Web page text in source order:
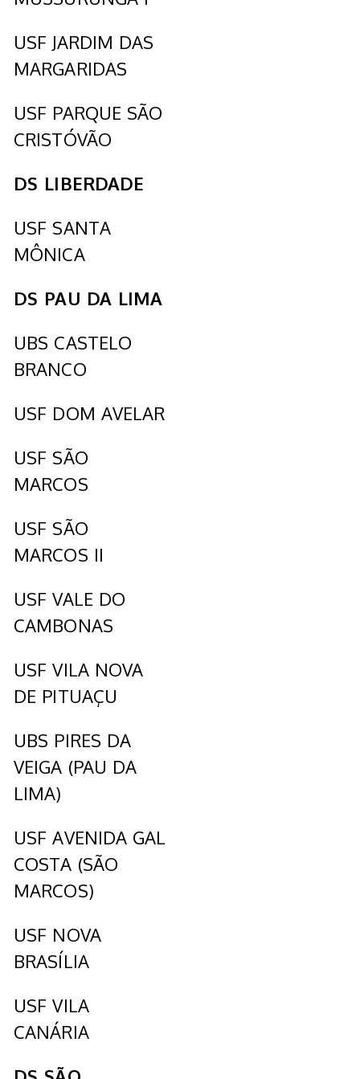
USF JARDIM DAS
MARGARIDAS
USF PARQUE SÃO
CRISTÓVÃO
DS LIBERDADE
USF SANTA
MÔNICA
DS PAU DA LIMA
UBS CASTELO
BRANCO
USF DOM AVELAR
USF SÃO
MARCOS
USF SÃO
MARCOS II
USF VALE DO
CAMBONAS
USF VILA NOVA
DE PITUAÇU
UBS PIRES DA
VEIGA (PAU DA
LIMA)
USF AVENIDA GAL
COSTA (SÃO
MARCOS)
USF NOVA
BRASÍLIA
USF VILA
CANÁRIA